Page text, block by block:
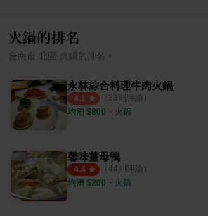
火鍋的排名
台南市 北區 火鍋 的排名 ›
永林綜合料理牛肉火鍋
4.1 （ 33則評論）
均消 $800 ・ 火鍋
馨味薑母鴨
4.4 （ 44則評論）
均消 $200 ・ 火鍋